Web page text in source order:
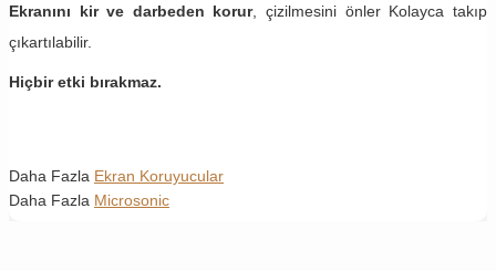
Ekranını kir ve darbeden korur, çizilmesini önler Kolayca takıp
çıkartılabilir.
Hiçbir etki bırakmaz.
Daha Fazla Ekran Koruyucular
Daha Fazla Microsonic